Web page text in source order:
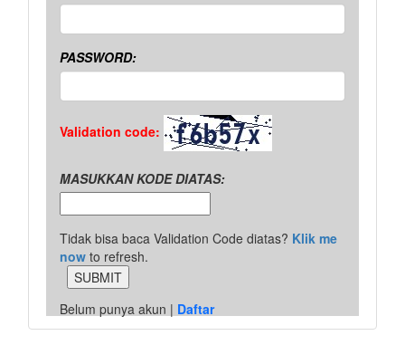
PASSWORD:
Validation code:
MASUKKAN KODE DIATAS:
Tidak bisa baca Validation Code diatas? Klik me
now to refresh.
Belum punya akun | Daftar